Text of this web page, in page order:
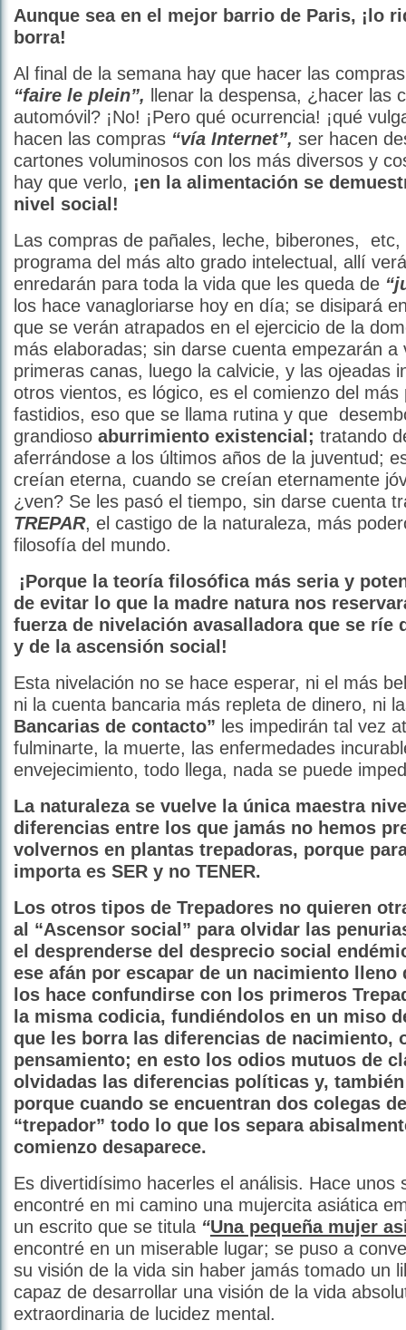
Aunque sea en el mejor barrio de Paris, ¡lo
borra!
Al final de la semana hay que hacer las
“faire le plein”, llenar la despensa, ¿hacer las
automóvil? ¡No! ¡Pero qué ocurrencia! ¡qué
hacen las compras “vía Internet”, ser hacen
cartones voluminosos con los más diversos y
hay que verlo, ¡en la alimentación se
nivel social!
Las compras de pañales, leche, biberones,
programa del más alto grado intelectual, allí
enredarán para toda la vida que les queda de
los hace vanagloriarse hoy en día; se disipará
que se verán atrapados en el ejercicio de la
más elaboradas; sin darse cuenta empezarán a
primeras canas, luego la calvicie, y las ojeadas
otros vientos, es lógico, es el comienzo del más
fastidios, eso que se llama rutina y que
grandioso aburrimiento existencial; tratando
aferrándose a los últimos años de la juventud;
creían eterna, cuando se creían eternamente
¿ven? Se les pasó el tiempo, sin darse cuenta
TREPAR, el castigo de la naturaleza, más
filosofía del mundo.
¡Porque la teoría filosófica más seria y
de evitar lo que la madre natura nos
fuerza de nivelación avasalladora que se ríe
y de la ascensión social!
Esta nivelación no se hace esperar, ni el más
ni la cuenta bancaria más repleta de dinero, ni
Bancarias de contacto” les impedirán tal vez
fulminarte, la muerte, las enfermedades
envejecimiento, todo llega, nada se puede
La naturaleza se vuelve la única maestra
diferencias entre los que jamás no hemos
volvernos en plantas trepadoras, porque
importa es SER y no TENER.
Los otros tipos de Trepadores no quieren
al “Ascensor social” para olvidar las
el desprenderse del desprecio social
ese afán por escapar de un nacimiento lleno
los hace confundirse con los primeros
la misma codicia, fundiéndolos en un miso
que les borra las diferencias de nacimiento,
pensamiento; en esto los odios mutuos de
olvidadas las diferencias políticas y,
porque cuando se encuentran dos colegas
“trepador” todo lo que los separa
comienzo desaparece.
Es divertidísimo hacerles el análisis. Hace unos
encontré en mi camino una mujercita asiática
un escrito que se titula “Una pequeña mujer
encontré en un miserable lugar; se puso a
su visión de la vida sin haber jamás tomado un
capaz de desarrollar una visión de la vida
extraordinaria de lucidez mental.